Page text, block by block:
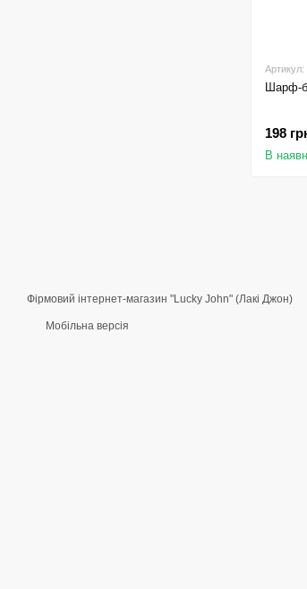
Шарф-
198
В
Фірмовий інтернет-магазин "Lucky John" (Лакі Джон)
Мобільна версія